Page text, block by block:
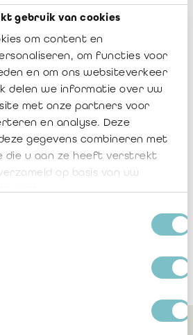
gebruik van cookies
om content en
om functies voor
en om ons websiteverkeer
delen we informatie over uw
met onze partners voor
en analyse. Deze
gegevens combineren met
die u aan ze heeft verstrekt
op basis van uw